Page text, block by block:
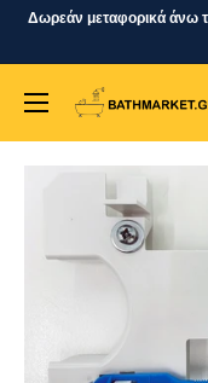
SkipΔωρεάν μεταφορικά άνω
bathmarket.gr